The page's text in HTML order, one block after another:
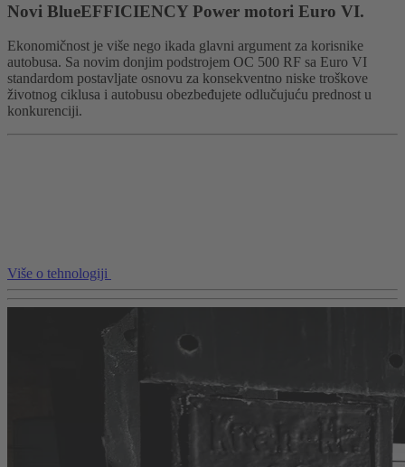
Novi BlueEFFICIENCY Power motori Euro VI.
Ekonomičnost je više nego ikada glavni argument za korisnike
autobusa. Sa novim donjim podstrojem OC 500 RF sa Euro VI
standardom postavljate osnovu za konsekventno niske troškove
životnog ciklusa i autobusu obezbeđujete odlučujuću prednost u
konkurenciji.
Više o tehnologiji